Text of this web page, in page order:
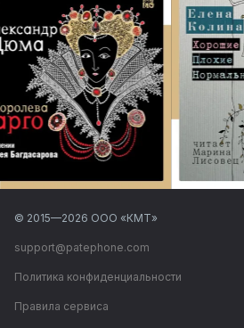
© 2015—2026 ООО «КМТ»
support@patephone.com
Политика конфиденциальности
Правила сервиса